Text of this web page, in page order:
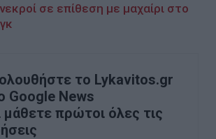
σε επίθεση με μαχαίρι στο
το Lykavitos.gr
Google News
μάθετε πρώτοι όλες τις